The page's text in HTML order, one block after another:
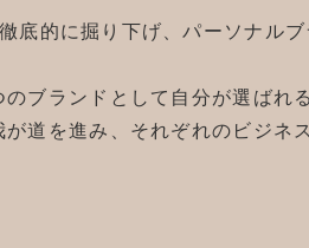
的に掘り下げ、パーソナルブ
ブランドとして自分が選ばれ
道を進み、それぞれのビジネ